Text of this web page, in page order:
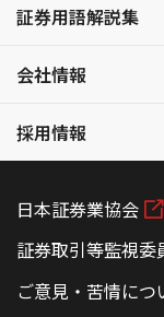
証券用語解説集
会社情報
採用情報
日本証券業協会
証券取引等監視
ご意見・苦情につ